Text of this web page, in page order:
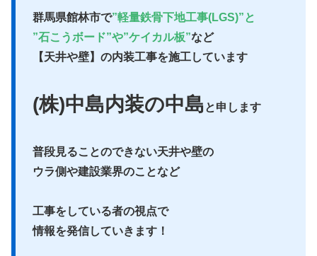
群馬県館林市で”軽量鉄骨下地工事(LGS)”と
”石こうボード”や”ケイカル板”など
【天井や壁】の内装工事を施工しています
(株)中島内装の中島 と申します
普段見ることのできない天井や壁の
ウラ側や建設業界のことなど
工事をしている者の視点で
情報を発信していきます！